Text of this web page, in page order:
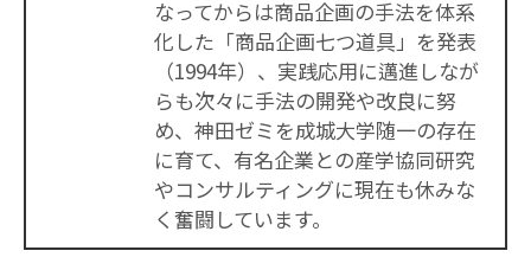
なってからは商品企画の手法を体系
化した「商品企画七つ道具」を発表
（1994年）、実践応用に邁進しなが
らも次々に手法の開発や改良に努
め、神田ゼミを成城大学随一の存在
に育て、有名企業との産学協同研究
やコンサルティングに現在も休みな
く奮闘しています。